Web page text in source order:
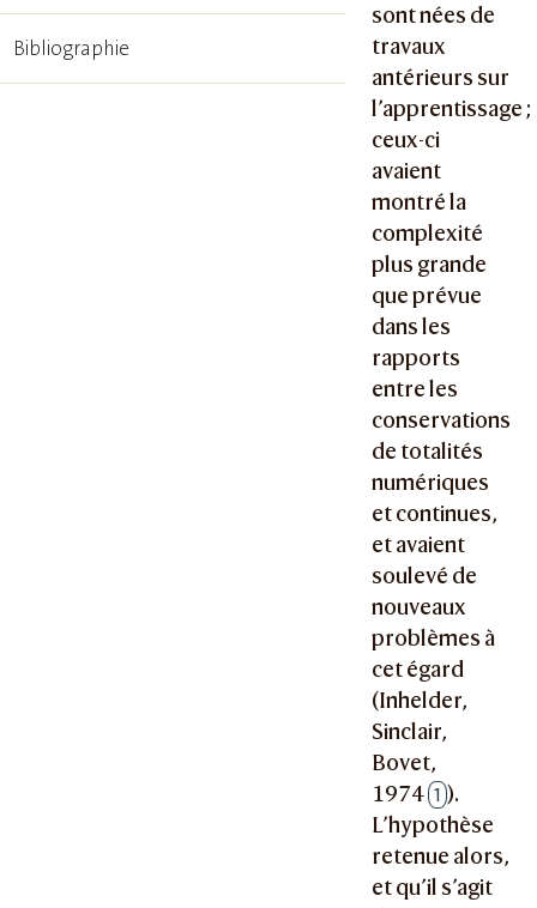
sont nées de
travaux
antérieurs sur
l’apprentissage ;
ceux-ci
avaient
montré la
complexité
plus grande
que prévue
dans les
rapports
entre les
conservations
de totalités
numériques
et continues,
et avaient
soulevé de
nouveaux
problèmes à
cet égard
(Inhelder,
Sinclair,
Bovet,
1974 1 ).
L’hypothèse
retenue alors,
et qu’il s’agit
Bibliographie